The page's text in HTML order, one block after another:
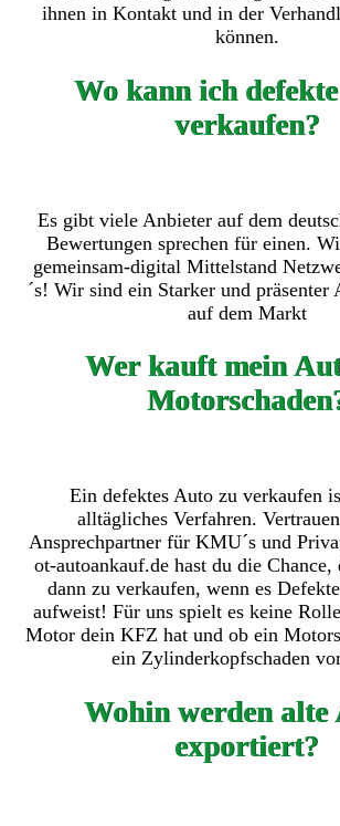
ihnen in Kontakt und in der
können.
Wo kann ich
verkaufen?
Es gibt viele Anbieter auf dem
Bewertungen sprechen für einen.
gemeinsam-digital Mittelstand
´s! Wir sind ein Starker und präsenter
auf dem Markt
Wer kauft mein
Ein defektes Auto zu verkaufen
alltägliches Verfahren.
Ansprechpartner für KMU´s und
ot-autoankauf.de hast du die
dann zu verkaufen, wenn es
aufweist! Für uns spielt es keine
Motor dein KFZ hat und ob ein
ein Zylinderkopfschaden
Wohin werden alte
exportiert?